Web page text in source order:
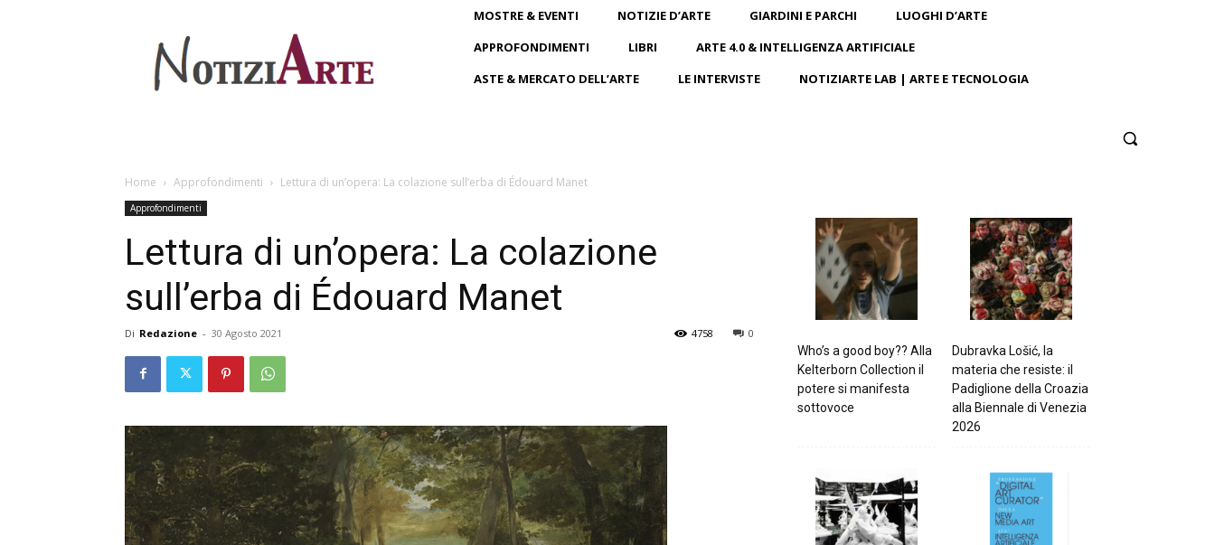
MOSTRE & EVENTI NOTIZIE D’ARTE GIARDINI E PARCHI
LUOGHI D’ARTE
APPROFONDIMENTI
LIBRI
ARTE 4.0 & INTELLIGENZA ARTIFICIALE
ASTE & MERCATO DELL’ARTE
LE INTERVISTE NOTIZIARTE LAB | ARTE E TECNOLOGIA
Home Approfondimenti Lettura di un’opera: La colazione sull’erba di Édouard Manet
Approfondimenti
Lettura di un’opera: La colazione
sull’erba di Édouard Manet
Di Redazione - 30 Agosto 2021 0
4758
Who’s a good boy?? Alla
Kelterborn Collection il
potere si manifesta
sottovoce
Dubravka Lošić, la
materia che resiste: il
Padiglione della Croazia
alla Biennale di Venezia
2026